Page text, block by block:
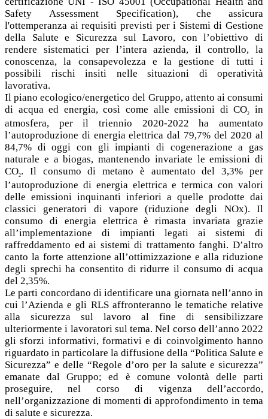
Safety Assessment Specification), che assicura
l'ottemperanza ai requisiti previsti per i Sistemi di Gestione
della Salute e Sicurezza sul Lavoro, con l’obiettivo di
rendere sistematici per l’intera azienda, il controllo, la
conoscenza, la consapevolezza e la gestione di tutti i
possibili rischi insiti nelle situazioni di operatività
lavorativa.
Il piano ecologico/energetico del Gruppo, attento ai consumi
di acqua ed energia, così come alle emissioni di CO2
in
atmosfera, per il triennio 2020-2022 ha aumentato
l’autoproduzione di energia elettrica dal 79,7% del 2020 al
84,7% di oggi con gli impianti di cogenerazione a gas
naturale e a biogas, mantenendo invariate le emissioni di
CO2. Il consumo di metano è aumentato del 3,3% per
l’autoproduzione di energia elettrica e termica con valori
delle emissioni inquinanti inferiori a quelle prodotte dai
classici generatori di vapore (riduzione degli NOx). Il
consumo di energia elettrica è rimasta invariata grazie
all’implementazione di impianti legati ai sistemi di
raffreddamento ed ai sistemi di trattamento fanghi. D’altro
canto la forte attenzione all’ottimizzazione e alla riduzione
degli sprechi ha consentito di ridurre il consumo di acqua
del 2,35%.
Le parti concordano di identificare una giornata nell’anno in
cui l’Azienda e gli RLS affronteranno le tematiche relative
alla sicurezza sul lavoro al fine di sensibilizzare
ulteriormente i lavoratori sul tema. Nel corso dell’anno 2022
gli sforzi informativi, formativi e di coinvolgimento hanno
riguardato in particolare la diffusione della “Politica Salute e
Sicurezza” e delle “Regole d’oro per la salute e sicurezza”
emanate dal Gruppo; ed è comune volontà delle parti
proseguire, nel corso di vigenza dell’accordo,
nell’organizzazione di momenti di approfondimento in tema
di salute e sicurezza.